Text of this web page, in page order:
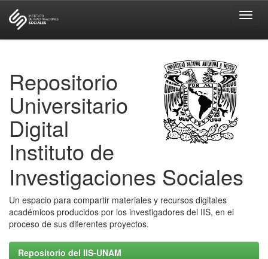
Repositorio
Universitario
Digital
Instituto de
Investigaciones Sociales
Un espacio para compartir materiales y recursos digitales
académicos producidos por los investigadores del IIS, en el
proceso de sus diferentes proyectos.
Repositorio del IIS-UNAM